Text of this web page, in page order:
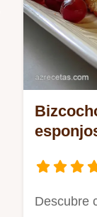
Descubre